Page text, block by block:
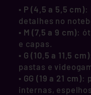
• P (4,5 a 5,5 cm):
detalhes no
• M (7,5 a 9 cm):
e capas.
• G (10,5 a 11,5 cm)
pastas e
• GG (19 a 21 cm):
internas,